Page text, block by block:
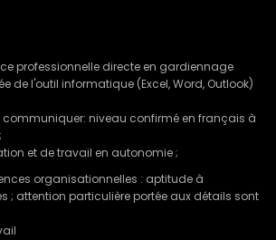
professionnelle directe en gardiennage
de l'outil informatique (Excel, Word, Outlook)
communiquer: niveau confirmé en français à
et de travail en autonomie ;
organisationnelles : aptitude à
; attention particulière portée aux détails sont